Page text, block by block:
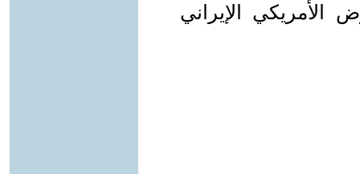
الأمريكي الإيراني